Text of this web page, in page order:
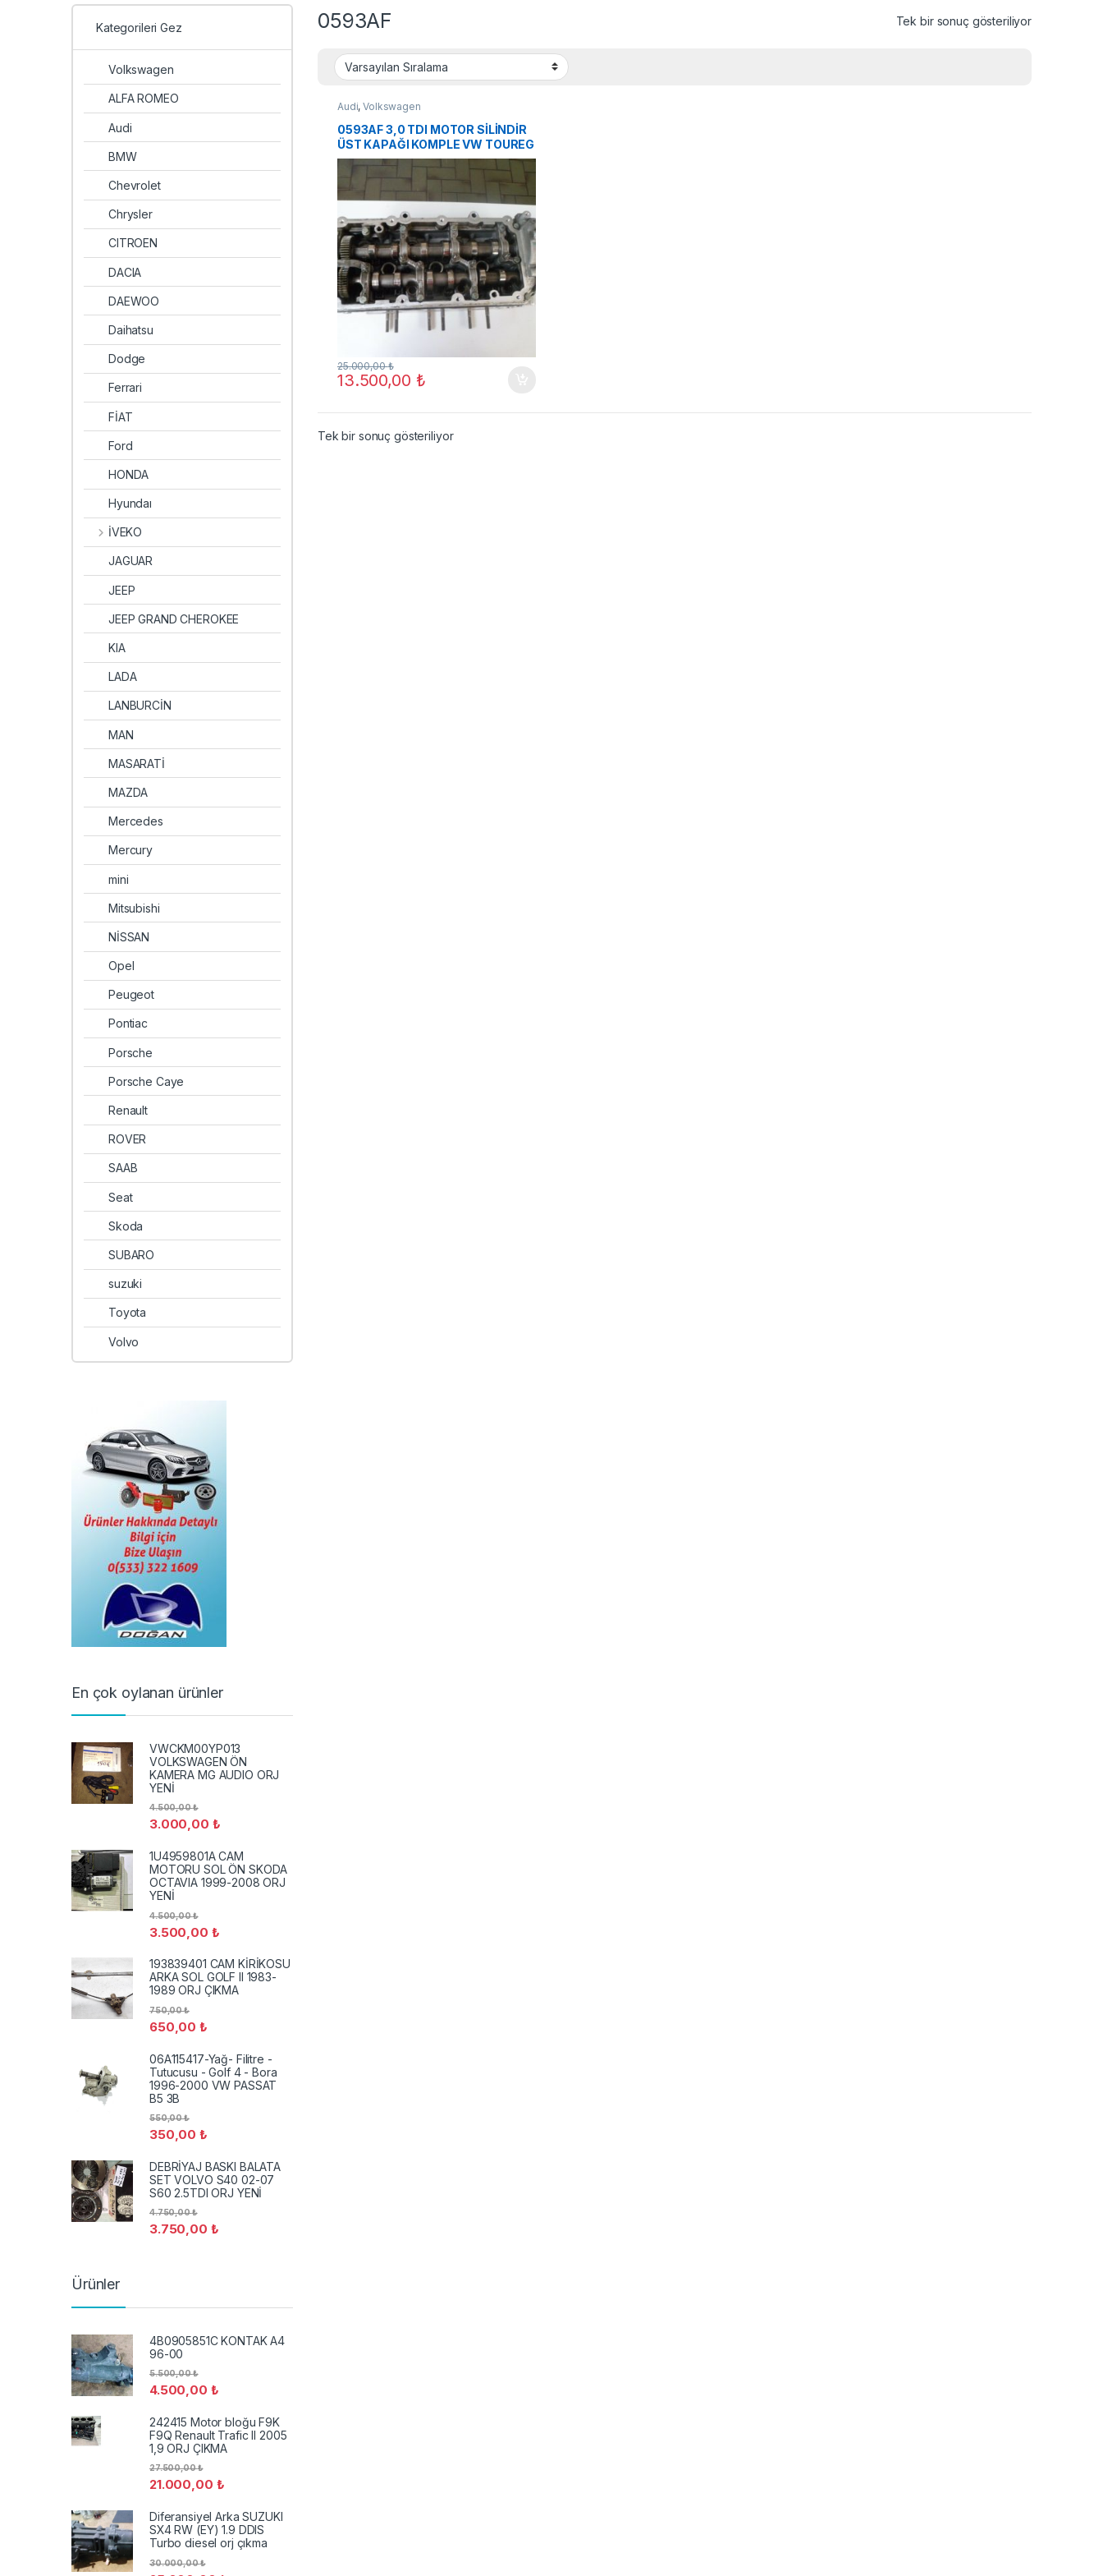
0593AF Tek bir sonuç gösteriliyor
Audi,Volkswagen
0593AF 3,0 TDI MOTOR SİLİNDİR
ÜST KAPAĞI KOMPLE VW TOUREG
(S14)
13.500,00 ₺
25.000,00₺
Tek bir sonuç gösteriliyor
Kategorileri Gez
Volkswagen
ALFA ROMEO
Audi
BMW
Chevrolet
Chrysler
CITROEN
DACIA
DAEWOO
Daihatsu
Dodge
Ferrari
FİAT
Ford
HONDA
Hyundaı
İVEKO
JAGUAR
JEEP
JEEP GRAND CHEROKEE
KIA
LADA
LANBURCİN
MAN
MASARATİ
MAZDA
Mercedes
Mercury
mini
Mitsubishi
NİSSAN
Opel
Peugeot
Pontiac
Porsche
Porsche Caye
Renault
ROVER
SAAB
Seat
Skoda
SUBARO
suzuki
Toyota
Volvo
En çok oylanan ürünler
VWCKM00YP013
VOLKSWAGEN ÖN
KAMERA MG AUDIO ORJ
YENİ
3.000,00 ₺
4.500,00₺
1U4959801A CAM
MOTORU SOL ÖN SKODA
OCTAVIA 1999-2008 ORJ
YENİ
3.500,00 ₺
4.500,00₺
193839401 CAM KİRİKOSU
ARKA SOL GOLF II 1983-
1989 ORJ ÇIKMA
650,00₺
750,00₺
06A115417-Yağ- Filitre -
Tutucusu - Golf 4 - Bora
1996-2000 VW PASSAT
B5 3B
350,00₺
550,00₺
DEBRİYAJ BASKI BALATA
SET VOLVO S40 02-07
S60 2.5TDI ORJ YENİ
3.750,00 ₺
4.750,00₺
Ürünler
4B0905851C KONTAK A4
96-00
4.500,00 ₺
5.500,00₺
242415 Motor bloğu F9K
F9Q Renault Trafic II 2005
1,9 ORJ ÇIKMA
21.000,00 ₺
27.500,00₺
Diferansiyel Arka SUZUKI
SX4 RW (EY) 1.9 DDIS
Turbo diesel orj çıkma
30.000,00₺